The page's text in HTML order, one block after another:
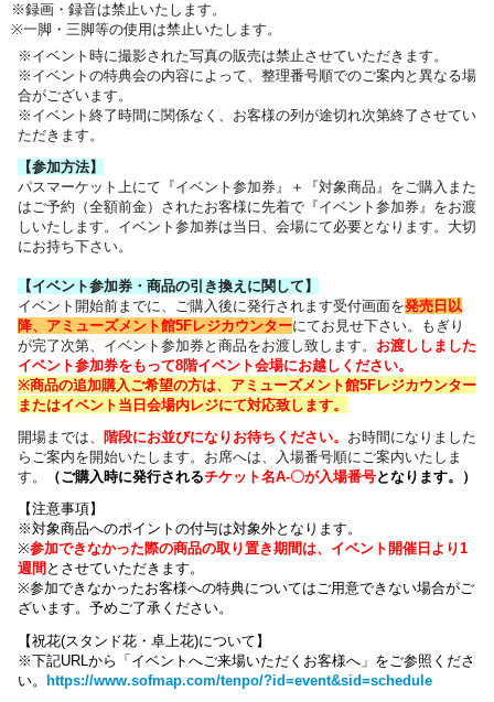
※録画・録音は禁止いたします。
※一脚・三脚等の使用は禁止いたします。
※イベント時に撮影された写真の販売は禁止させていただきます。
※イベントの特典会の内容によって、整理番号順でのご案内と異なる場
合がございます。
※イベント終了時間に関係なく、お客様の列が途切れ次第終了させてい
ただきます。
【参加方法】
パスマーケット上にて『イベント参加券』＋『対象商品』をご購入また
はご予約（全額前金）されたお客様に先着で『イベント参加券』をお渡
しいたします。イベント参加券は当日、会場にて必要となります。大切
にお持ち下さい。
【イベント参加券・商品の引き換えに関して】
イベント開始前までに、ご購入後に発行されます受付画面を発売日以
降、アミューズメント館5Fレジカウンターにてお見せ下さい。もぎり
が完了次第、イベント参加券と商品をお渡し致します。 お渡ししました
イベント参加券をもって8階イベント会場にお越しください。
※商品の追加購入ご希望の方は、 アミューズメント館5Fレジカウンター
またはイベント当日会場内レジにて対応致します。
開場までは、
階段にお並びになりお待ちください。 お時間になりました
らご案内を開始いたします。お席へは、入場番号順にご案内いたしま
す。
（ご購入時に発行されるチケット名A-〇が入場番号となります。）
【注意事項】
※対象商品へのポイントの付与は対象外となります。
※参加できなかった際の商品の取り置き期間は、イベント開催日より1
週間 とさせていただきます。
※参加できなかったお客様への特典についてはご用意できない場合がご
ざいます。 予めご了承ください。
【祝花(スタンド花・卓上花)について】
※下記URLから「イベントへご来場いただくお客様へ」をご参照くださ
い。 https://www.sofmap.com/tenpo/?id=event&sid=schedule